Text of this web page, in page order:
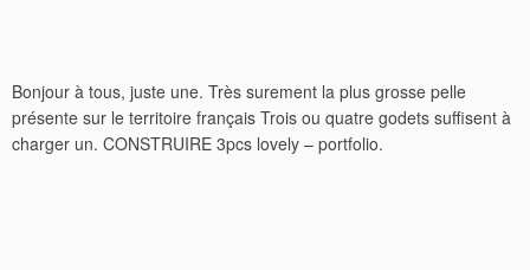
Bonjour à tous, juste une. Très surement la plus grosse pelle
présente sur le territoire français Trois ou quatre godets suffisent à
charger un. CONSTRUIRE 3pcs lovely – portfolio.